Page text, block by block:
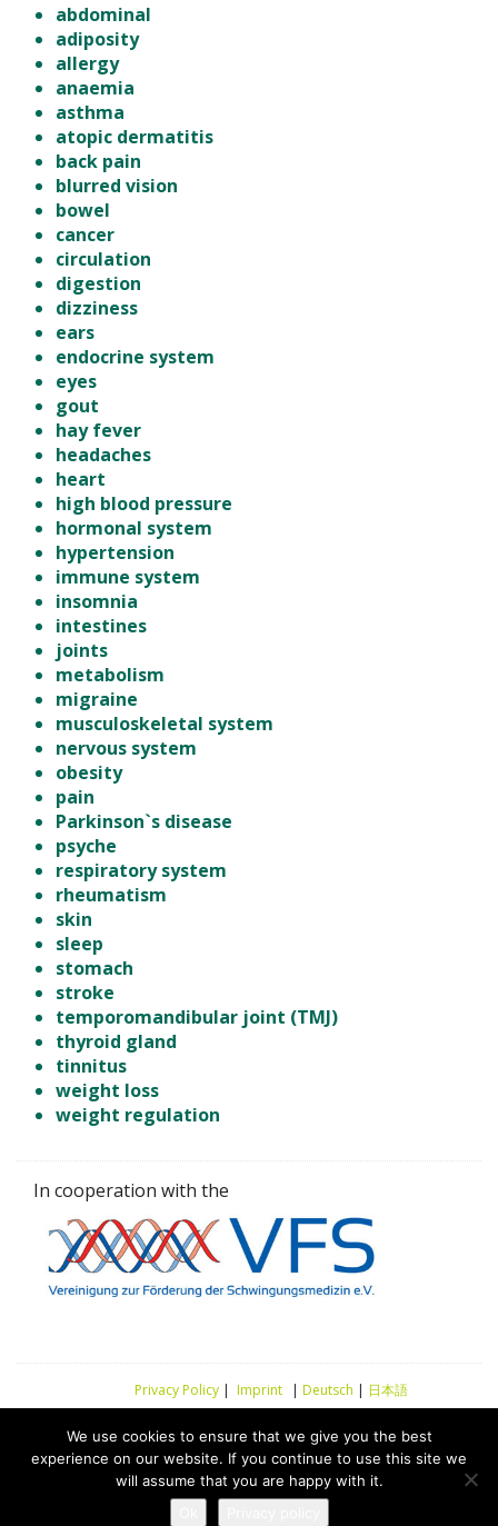
abdominal
adiposity
allergy
anaemia
asthma
atopic dermatitis
back pain
blurred vision
bowel
cancer
circulation
digestion
dizziness
ears
endocrine system
eyes
gout
hay fever
headaches
heart
high blood pressure
hormonal system
hypertension
immune system
insomnia
intestines
joints
metabolism
migraine
musculoskeletal system
nervous system
obesity
pain
Parkinson`s disease
psyche
respiratory system
rheumatism
skin
sleep
stomach
stroke
temporomandibular joint (TMJ)
thyroid gland
tinnitus
weight loss
weight regulation
In cooperation with the
Privacy Policy | Imprint | Deutsch | 日本語
We use cookies to ensure that we give you the best
experience on our website. If you continue to use this site we
will assume that you are happy with it.